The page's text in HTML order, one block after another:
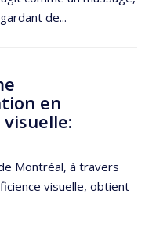
de...
en
Montréal, à travers
visuelle, obtient